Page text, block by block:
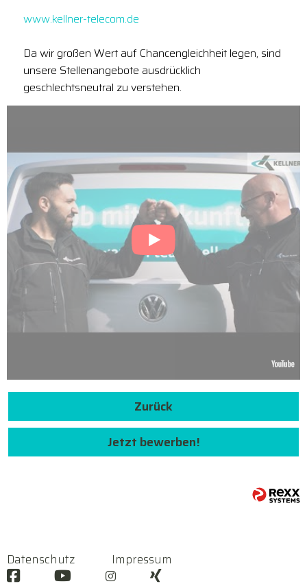
www.kellner-telecom.de
Da wir großen Wert auf Chancengleichheit legen, sind
unsere Stellenangebote ausdrücklich
geschlechtsneutral zu verstehen.
Zurück
Jetzt bewerben!
Datenschutz Impressum